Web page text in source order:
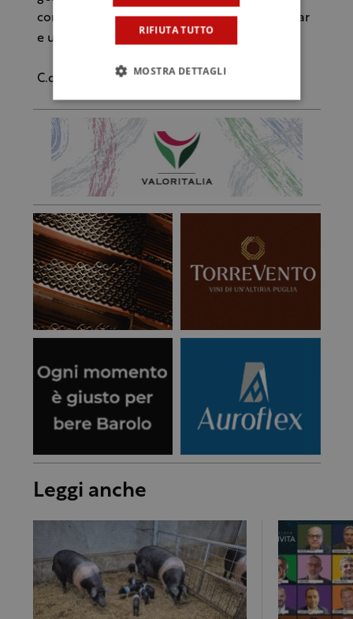
consapevole, con la proliferazione di wine bar
e un vero boom dell'enoturismo”.
C.d.G.
Leggi anche
RIFIUTA TUTTO
MOSTRA DETTAGLI